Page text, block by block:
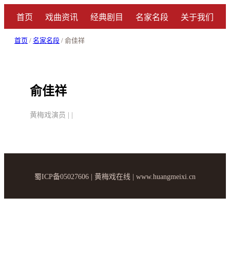
首页 戏曲资讯 经典剧目 名家名段 关于我们
首页 / 名家名段 / 俞佳祥
俞佳祥
黄梅戏演员 | |
蜀ICP备05027606 | 黄梅戏在线 | www.huangmeixi.cn